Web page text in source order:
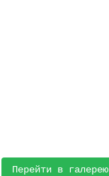
Перейти в галерею